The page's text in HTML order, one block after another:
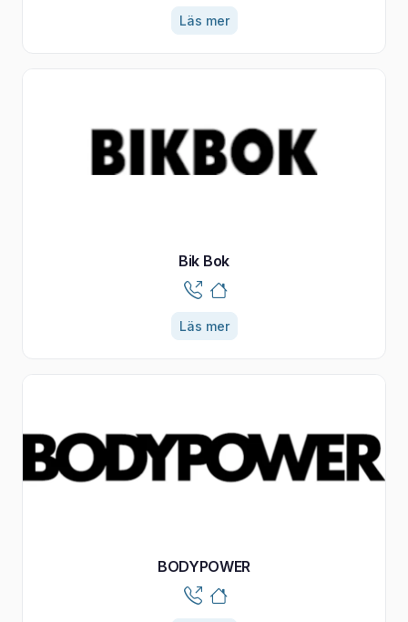
Läs mer
Bik Bok
Läs mer
BODYPOWER